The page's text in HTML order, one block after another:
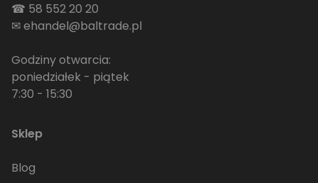
☎ 58 552 20 20
✉ehandel@baltrade.pl
Godziny otwarcia:
poniedziałek - piątek
7:30 - 15:30
Sklep
Blog